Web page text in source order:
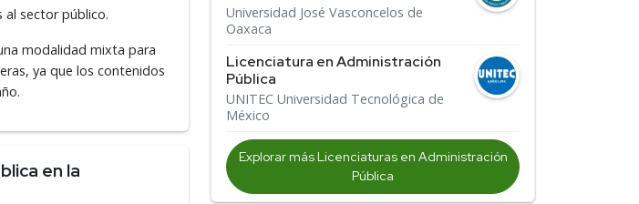
al sector público.
modalidad mixta para
ya que los contenidos
en la
Universidad José Vasconcelos de
Oaxaca
Licenciatura en Administración
Pública
UNITEC Universidad Tecnológica de
México
Explorar más Licenciaturas en Administración
Pública